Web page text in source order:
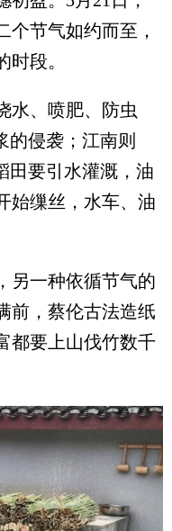
个节气如约而至，
段。
、喷肥、防虫
的侵袭；江南则
田要引水灌溉，油
始缫丝，水车、油
一种依循节气的
，蔡伦古法造纸
都要上山伐竹数千